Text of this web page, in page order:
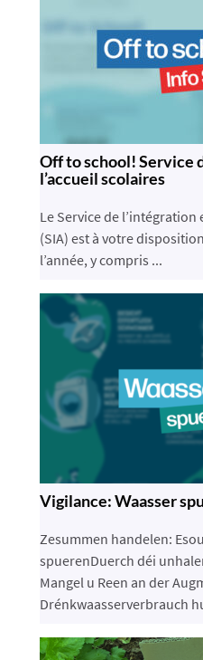
Off to school! Service
l’accueil scolaires
Le Service de l’intégration
(SIA) est à votre
l’année, y compris ...
Vigilance: Waasser
Zesummen handelen:
spuerenDuerch déi
Mangel u Reen an der
Drénkwaasserverbrauch